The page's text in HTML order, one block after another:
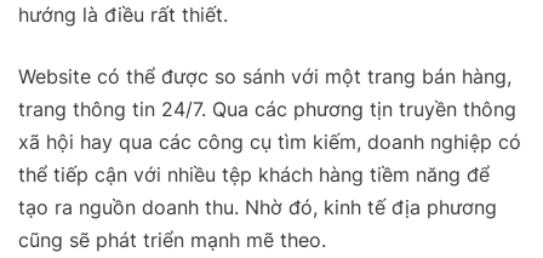
hướng là điều rất thiết.
Website có thể được so sánh với một trang bán hàng,
trang thông tin 24/7. Qua các phương tịn truyền thông
xã hội hay qua các công cụ tìm kiếm, doanh nghiệp có
thể tiếp cận với nhiều tệp khách hàng tiềm năng để
tạo ra nguồn doanh thu. Nhờ đó, kinh tế địa phương
cũng sẽ phát triển mạnh mẽ theo.